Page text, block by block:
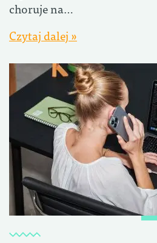
choruje na…
Czytaj dalej »